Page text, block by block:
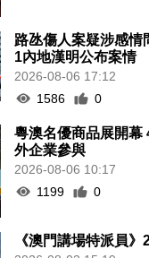
路氹傷人案疑涉感
1內地漢明公布案情
2026-08-06 17:12
1586
0
粵澳名優商品展開幕
外企業參與
2026-08-06 10:17
1199
0
《澳門講場特派員》